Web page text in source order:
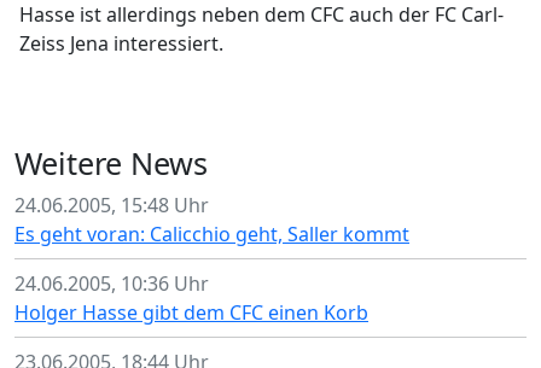
Hasse ist allerdings neben dem CFC auch der FC Carl-
Zeiss Jena interessiert.
Weitere News
24.06.2005, 15:48 Uhr
Es geht voran: Calicchio geht, Saller kommt
24.06.2005, 10:36 Uhr
Holger Hasse gibt dem CFC einen Korb
23.06.2005, 18:44 Uhr